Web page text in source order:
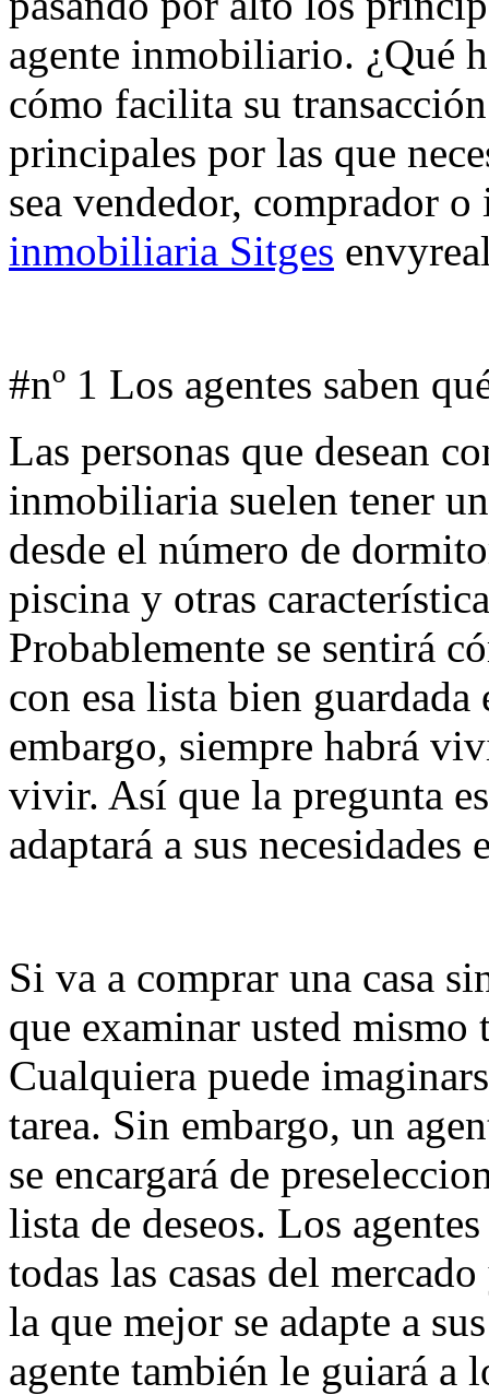
agente inmobiliario. ¿Qué
cómo facilita su
principales por las que
sea vendedor, comprador
inmobiliaria Sitges
#nº 1 Los agentes saben
Las personas que desean
inmobiliaria suelen tener
desde el número de
piscina y otras
Probablemente se sentirá
con esa lista bien
embargo, siempre habrá
vivir. Así que la pregunta
adaptará a sus
Si va a comprar una casa
que examinar usted
Cualquiera puede
tarea. Sin embargo, un
se encargará de
lista de deseos. Los
todas las casas del
la que mejor se adapte a
agente también le guiará a